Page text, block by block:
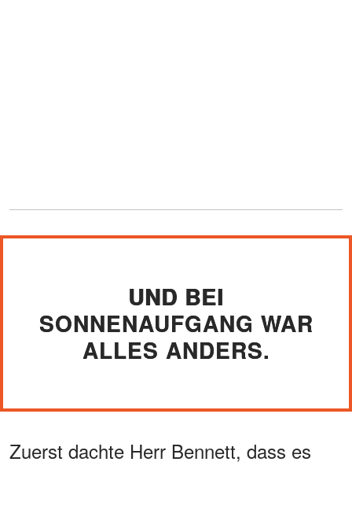
UND BEI
SONNENAUFGANG WAR
ALLES ANDERS.
Zuerst dachte Herr Bennett, dass es